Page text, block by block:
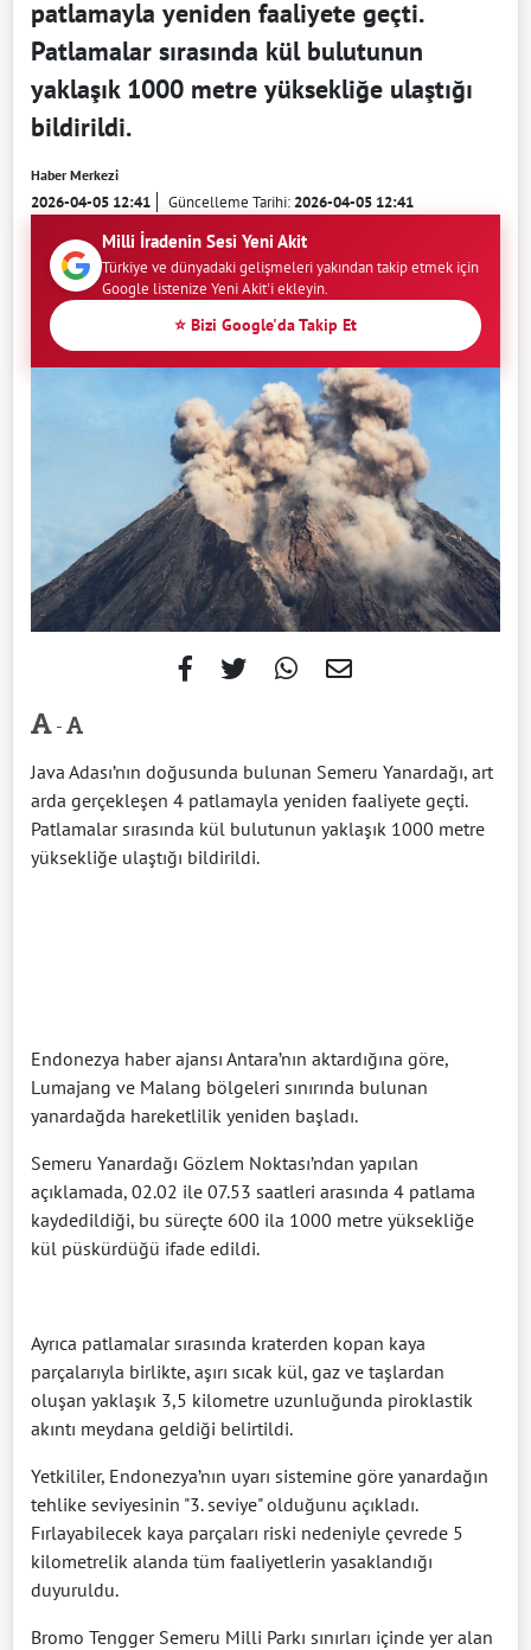
patlamayla yeniden faaliyete geçti.
Patlamalar sırasında kül bulutunun
yaklaşık 1000 metre yüksekliğe ulaştığı
bildirildi.
Haber Merkezi
2026-04-05 12:41 Güncelleme Tarihi:2026-04-05 12:41
Milli İradenin Sesi Yeni Akit
Türkiye ve dünyadaki gelişmeleri yakından takip etmek için
Google listenize Yeni Akit'i ekleyin.
⭐ Bizi Google'da Takip Et
-
Java Adası’nın doğusunda bulunan Semeru Yanardağı, art
arda gerçekleşen 4 patlamayla yeniden faaliyete geçti.
Patlamalar sırasında kül bulutunun yaklaşık 1000 metre
yüksekliğe ulaştığı bildirildi.
Endonezya haber ajansı Antara’nın aktardığına göre,
Lumajang ve Malang bölgeleri sınırında bulunan
yanardağda hareketlilik yeniden başladı.
Semeru Yanardağı Gözlem Noktası’ndan yapılan
açıklamada, 02.02 ile 07.53 saatleri arasında 4 patlama
kaydedildiği, bu süreçte 600 ila 1000 metre yüksekliğe
kül püskürdüğü ifade edildi.
Ayrıca patlamalar sırasında kraterden kopan kaya
parçalarıyla birlikte, aşırı sıcak kül, gaz ve taşlardan
oluşan yaklaşık 3,5 kilometre uzunluğunda piroklastik
akıntı meydana geldiği belirtildi.
Yetkililer, Endonezya’nın uyarı sistemine göre yanardağın
tehlike seviyesinin "3. seviye" olduğunu açıkladı.
Fırlayabilecek kaya parçaları riski nedeniyle çevrede 5
kilometrelik alanda tüm faaliyetlerin yasaklandığı
duyuruldu.
Bromo Tengger Semeru Milli Parkı sınırları içinde yer alan